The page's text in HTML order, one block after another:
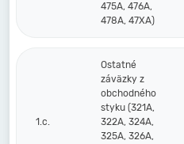
475A, 476A,
478A, 47XA)
1.c.
Ostatné
záväzky z
obchodného
styku (321A,
322A, 324A,
325A, 326A,